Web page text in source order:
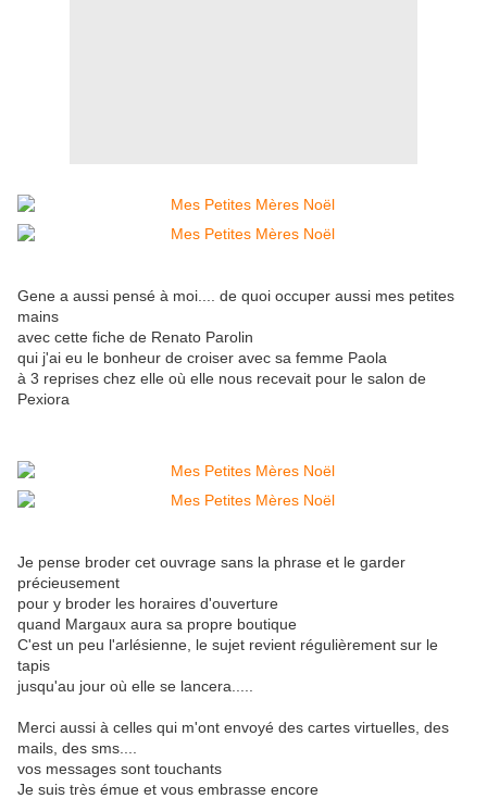
Gene a aussi pensé à moi.... de quoi occuper aussi mes petites
mains
avec cette fiche de Renato Parolin
qui j'ai eu le bonheur de croiser avec sa femme Paola
à 3 reprises chez elle où elle nous recevait pour le salon de
Pexiora
Je pense broder cet ouvrage sans la phrase et le garder
précieusement
pour y broder les horaires d'ouverture
quand Margaux aura sa propre boutique
C'est un peu l'arlésienne, le sujet revient régulièrement sur le
tapis
jusqu'au jour où elle se lancera.....
Merci aussi à celles qui m'ont envoyé des cartes virtuelles, des
mails, des sms....
vos messages sont touchants
Je suis très émue et vous embrasse encore